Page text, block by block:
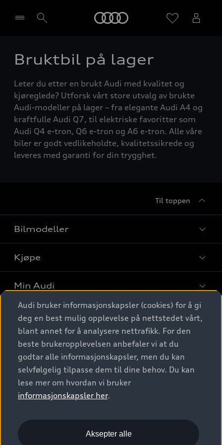
Velg forhandler
Bruktbil på lager
Leter du etter en brukt Audi med kvalitet og
kjøreglede? Utforsk vårt store utvalg av brukte
Audi-modeller på lager – fra elegante Audi A4 og
kraftfulle Audi Q7, til elektriske favoritter som
Audi Q4 e-tron, Q6 e-tron og A6 e-tron. Alle våre
biler er godt vedlikeholdte, kvalitetssikrede og
leveres med garanti for din trygghet.
Til toppen
Bilmodeller
Finn din Audi
Sammenlign bilmodeller
Elbiler
SUV
Stasjonsvogn
Sportback
S/RS
Konseptbiler og prototyper
Kjøpe
Kjøpshjelp
Biler på lager
Finn forhandler
Bestill prøvekjøring
Kontakt forhandler
Bilgarantier
Min Audi
Behold nybilfølelsen
Audi Originalt tilbehør
Verkstedtjenester
Digitale tjenester
Audi digitale tjenester
Audi connect
Functions on demand
Kom i gang med myAudi
Audi Norge
Kundeservice
Audi Driving Experience
© 2026 AUDI NORGE. All Rights Reserved.
Imprint
Audi bruker informasjonskapsler (cookies) for å gi
deg en best mulig opplevelse på nettstedet vårt,
blant annet for å analysere nettrafikk. For den
beste brukeropplevelsen anbefaler vi at du
godtar alle informasjonskapsler, men du kan
selvfølgelig tilpasse dem til dine behov. Du kan
lese mer om hvordan vi bruker
informasjonskapsler her.
Aksepter alle